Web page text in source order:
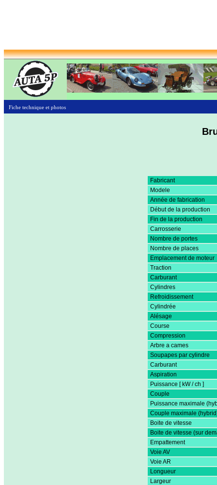
Fiche technique et photos
Fabricant
Modele
Année de fabrication
Début de la production
Fin de la production
Carrosserie
Nombre de portes
Nombre de places
Emplacement de moteur
Traction
Carburant
Cylindres
Refroidissement
Cylindrée
Alésage
Course
Compression
Arbre a cames
Soupapes par cylindre
Carburant
Aspiration
Puissance [ kW / ch ]
Couple
Puissance maximale
Couple maximale
Boite de vitesse
Boite de vitesse (sur
Empattement
Voie AV
Voie AR
Longueur
Largeur